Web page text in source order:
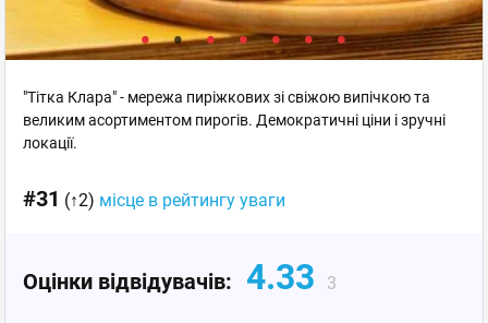
"Тітка Клара" - мережа пиріжкових зі свіжою випічкою та
великим асортиментом пирогів. Демократичні ціни і зручні
локації.
#31 (↑2) місце в рейтингу уваги
Оцінки відвідувачів: 4.33 3